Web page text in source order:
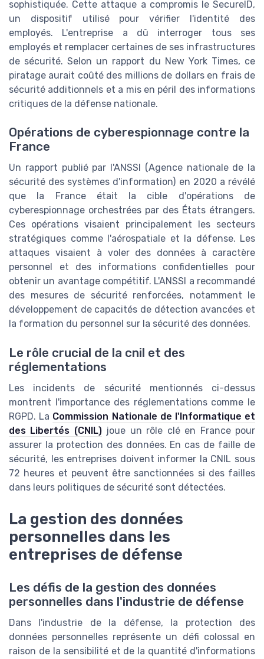
sophistiquée. Cette attaque a compromis le SecureID,
un dispositif utilisé pour vérifier l'identité des
employés. L'entreprise a dû interroger tous ses
employés et remplacer certaines de ses infrastructures
de sécurité. Selon un rapport du New York Times, ce
piratage aurait coûté des millions de dollars en frais de
sécurité additionnels et a mis en péril des informations
critiques de la défense nationale.
Opérations de cyberespionnage contre la
France
Un rapport publié par l'ANSSI (Agence nationale de la
sécurité des systèmes d'information) en 2020 a révélé
que la France était la cible d'opérations de
cyberespionnage orchestrées par des États étrangers.
Ces opérations visaient principalement les secteurs
stratégiques comme l'aérospatiale et la défense. Les
attaques visaient à voler des données à caractère
personnel et des informations confidentielles pour
obtenir un avantage compétitif. L'ANSSI a recommandé
des mesures de sécurité renforcées, notamment le
développement de capacités de détection avancées et
la formation du personnel sur la sécurité des données.
Le rôle crucial de la cnil et des
réglementations
Les incidents de sécurité mentionnés ci-dessus
montrent l'importance des réglementations comme le
RGPD. La Commission Nationale de l'Informatique et
des Libertés (CNIL)joue un rôle clé en France pour
assurer la protection des données. En cas de faille de
sécurité, les entreprises doivent informer la CNIL sous
72 heures et peuvent être sanctionnées si des failles
dans leurs politiques de sécurité sont détectées.
La gestion des données
personnelles dans les
entreprises de défense
Les défis de la gestion des données
personnelles dans l'industrie de défense
Dans l'industrie de la défense, la protection des
données personnelles représente un défi colossal en
raison de la sensibilité et de la quantité d'informations